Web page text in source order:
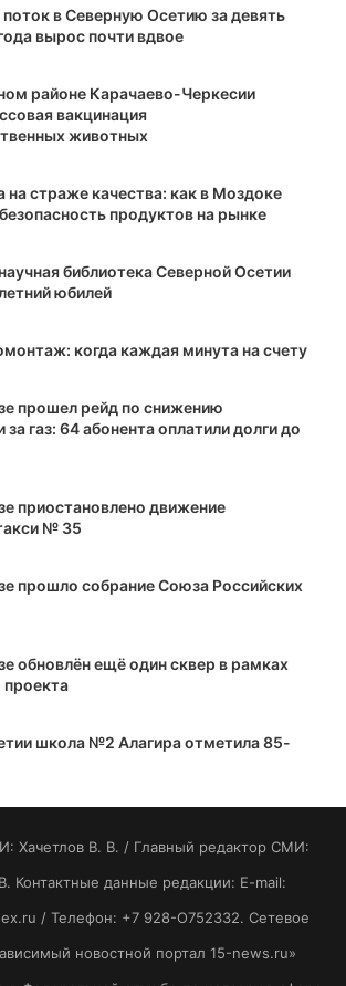
поток в Северную Осетию за девять
вырос почти вдвое
районе Карачаево-Черкесии
вакцинация
животных
на страже качества: как в Моздоке
продуктов на рынке
библиотека Северной Осетии
юбилей
когда каждая минута на счету
прошел рейд по снижению
газ: 64 абонента оплатили долги до
приостановлено движение
№ 35
прошло собрание Союза Российских
обновлён ещё один сквер в рамках
проекта
школа №2 Алагира отметила 85-
Хaчeтлoв B. B. / Главный редактор СМИ:
Контактные данные редакции: E-mail:
/ Телефон: +7 928-O752332. Сетевое
новостной портал 15-news.ru»